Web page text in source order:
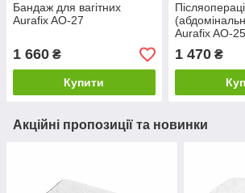
Бандаж для вагітних
Aurafix AO-27
1 660 ₴
Купити
Aurafix AO-
черевної
Аурафікс
1 470₴
Акційні пропозиції та новинки